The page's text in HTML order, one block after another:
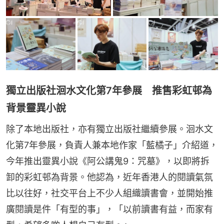
獨立出版社洄水文化第7年參展 推售彩虹邨為
背景靈異小說
除了本地出版社，亦有獨立出版社繼續參展。洄水文
化第7年參展，負責人兼本地作家「藍橘子」介紹道，
今年推出靈異小說《阿公講鬼9：咒墓》，以即將拆
卸的彩虹邨為背景。他認為，近年香港人的閱讀氣氛
比以往好，社交平台上不少人組織讀書會，並開始推
廣閱讀是件「有型的事」，「以前讀書有益，而家有